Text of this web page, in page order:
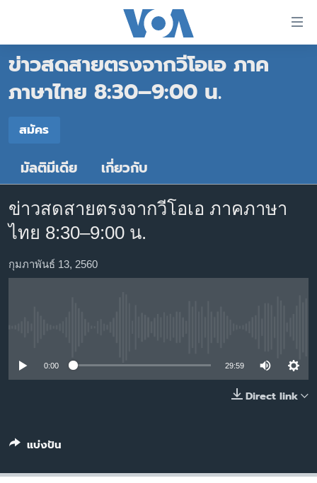
ต่อ
ไป
หลัก
หน้า
หลัก
ข้าม
ไป
การ
หน้าหลัก
โลก
เอเชีย
ไทย
ธุรกิจ
วิทยาศาสตร์
ไลฟ์สไตล์
ข่าวสดสายตรงจากวีโอเอ ภาค
ภาษาไทย 8:30–9:00 น.
สมัคร
สมัคร
มัลติมีเดีย เกี่ยวกับ
ข่าวสดสายตรงจากวีโอเอ ภาคภาษา
ไทย 8:30–9:00 น.
กุมภาพันธ์ 13, 2560
0:00 29:59
Direct link
แบ่งปัน